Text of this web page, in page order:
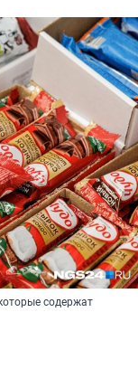
содержат